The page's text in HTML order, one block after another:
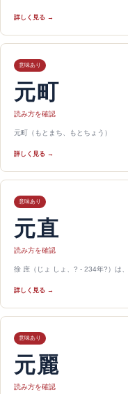
詳しく見る →
意味あり
元町
読み方を確認
元町（もとまち、もとちょう）
詳しく見る →
意味あり
元直
読み方を確認
徐 庶（じょ しょ、? - 234年?）は
詳しく見る →
意味あり
元麗
読み方を確認